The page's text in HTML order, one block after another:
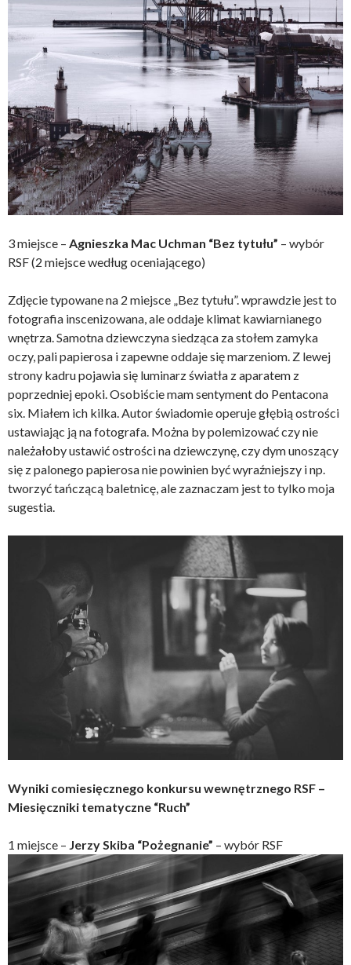
3 miejsce – Agnieszka Mac Uchman “Bez tytułu” – wybór
RSF (2 miejsce według oceniającego)
Zdjęcie typowane na 2 miejsce „Bez tytułu”. wprawdzie jest to
fotografia inscenizowana, ale oddaje klimat kawiarnianego
wnętrza. Samotna dziewczyna siedząca za stołem zamyka
oczy, pali papierosa i zapewne oddaje się marzeniom. Z lewej
strony kadru pojawia się luminarz światła z aparatem z
poprzedniej epoki. Osobiście mam sentyment do Pentacona
six. Miałem ich kilka. Autor świadomie operuje głębią ostrości
ustawiając ją na fotografa. Można by polemizować czy nie
należałoby ustawić ostrości na dziewczynę, czy dym unoszący
się z palonego papierosa nie powinien być wyraźniejszy i np.
tworzyć tańczącą baletnicę, ale zaznaczam jest to tylko moja
sugestia.
Wyniki comiesięcznego konkursu wewnętrznego RSF –
Miesięczniki tematyczne “Ruch”
1 miejsce – Jerzy Skiba “Pożegnanie” – wybór RSF